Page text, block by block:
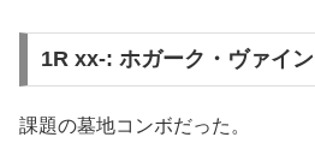
1R xx-: ホガーク・ヴァイン
課題の墓地コンボだった。